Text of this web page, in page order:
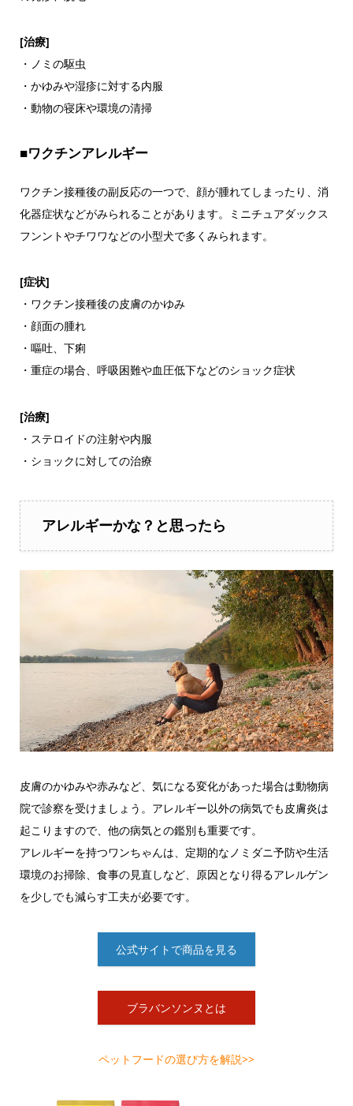
[治療]
・ノミの駆虫
・かゆみや湿疹に対する内服
・動物の寝床や環境の清掃
■ワクチンアレルギー
ワクチン接種後の副反応の一つで、顔が腫れてしまったり、消
化器症状などがみられることがあります。ミニチュアダックス
フンントやチワワなどの小型犬で多くみられます。
[症状]
・ワクチン接種後の皮膚のかゆみ
・顔面の腫れ
・嘔吐、下痢
・重症の場合、呼吸困難や血圧低下などのショック症状
[治療]
・ステロイドの注射や内服
・ショックに対しての治療
アレルギーかな？と思ったら
皮膚のかゆみや赤みなど、気になる変化があった場合は動物病
院で診察を受けましょう。アレルギー以外の病気でも皮膚炎は
起こりますので、他の病気との鑑別も重要です。
アレルギーを持つワンちゃんは、定期的なノミダニ予防や生活
環境のお掃除、食事の見直しなど、原因となり得るアレルゲン
を少しでも減らす工夫が必要です。
公式サイトで商品を見る
ブラバンソンヌとは
ペットフードの選び方を解説>>